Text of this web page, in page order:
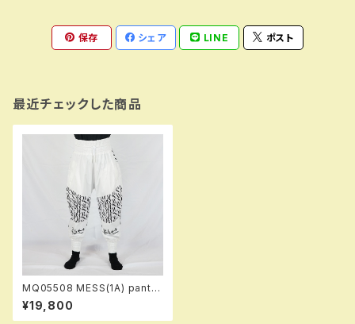
保存 シェア LINE ポスト
最近チェックした商品
MQ05508 MESS(1A) pants
005 trapw！！ ※送料無料（日
本国内のみ）サービス中！！
¥19,800